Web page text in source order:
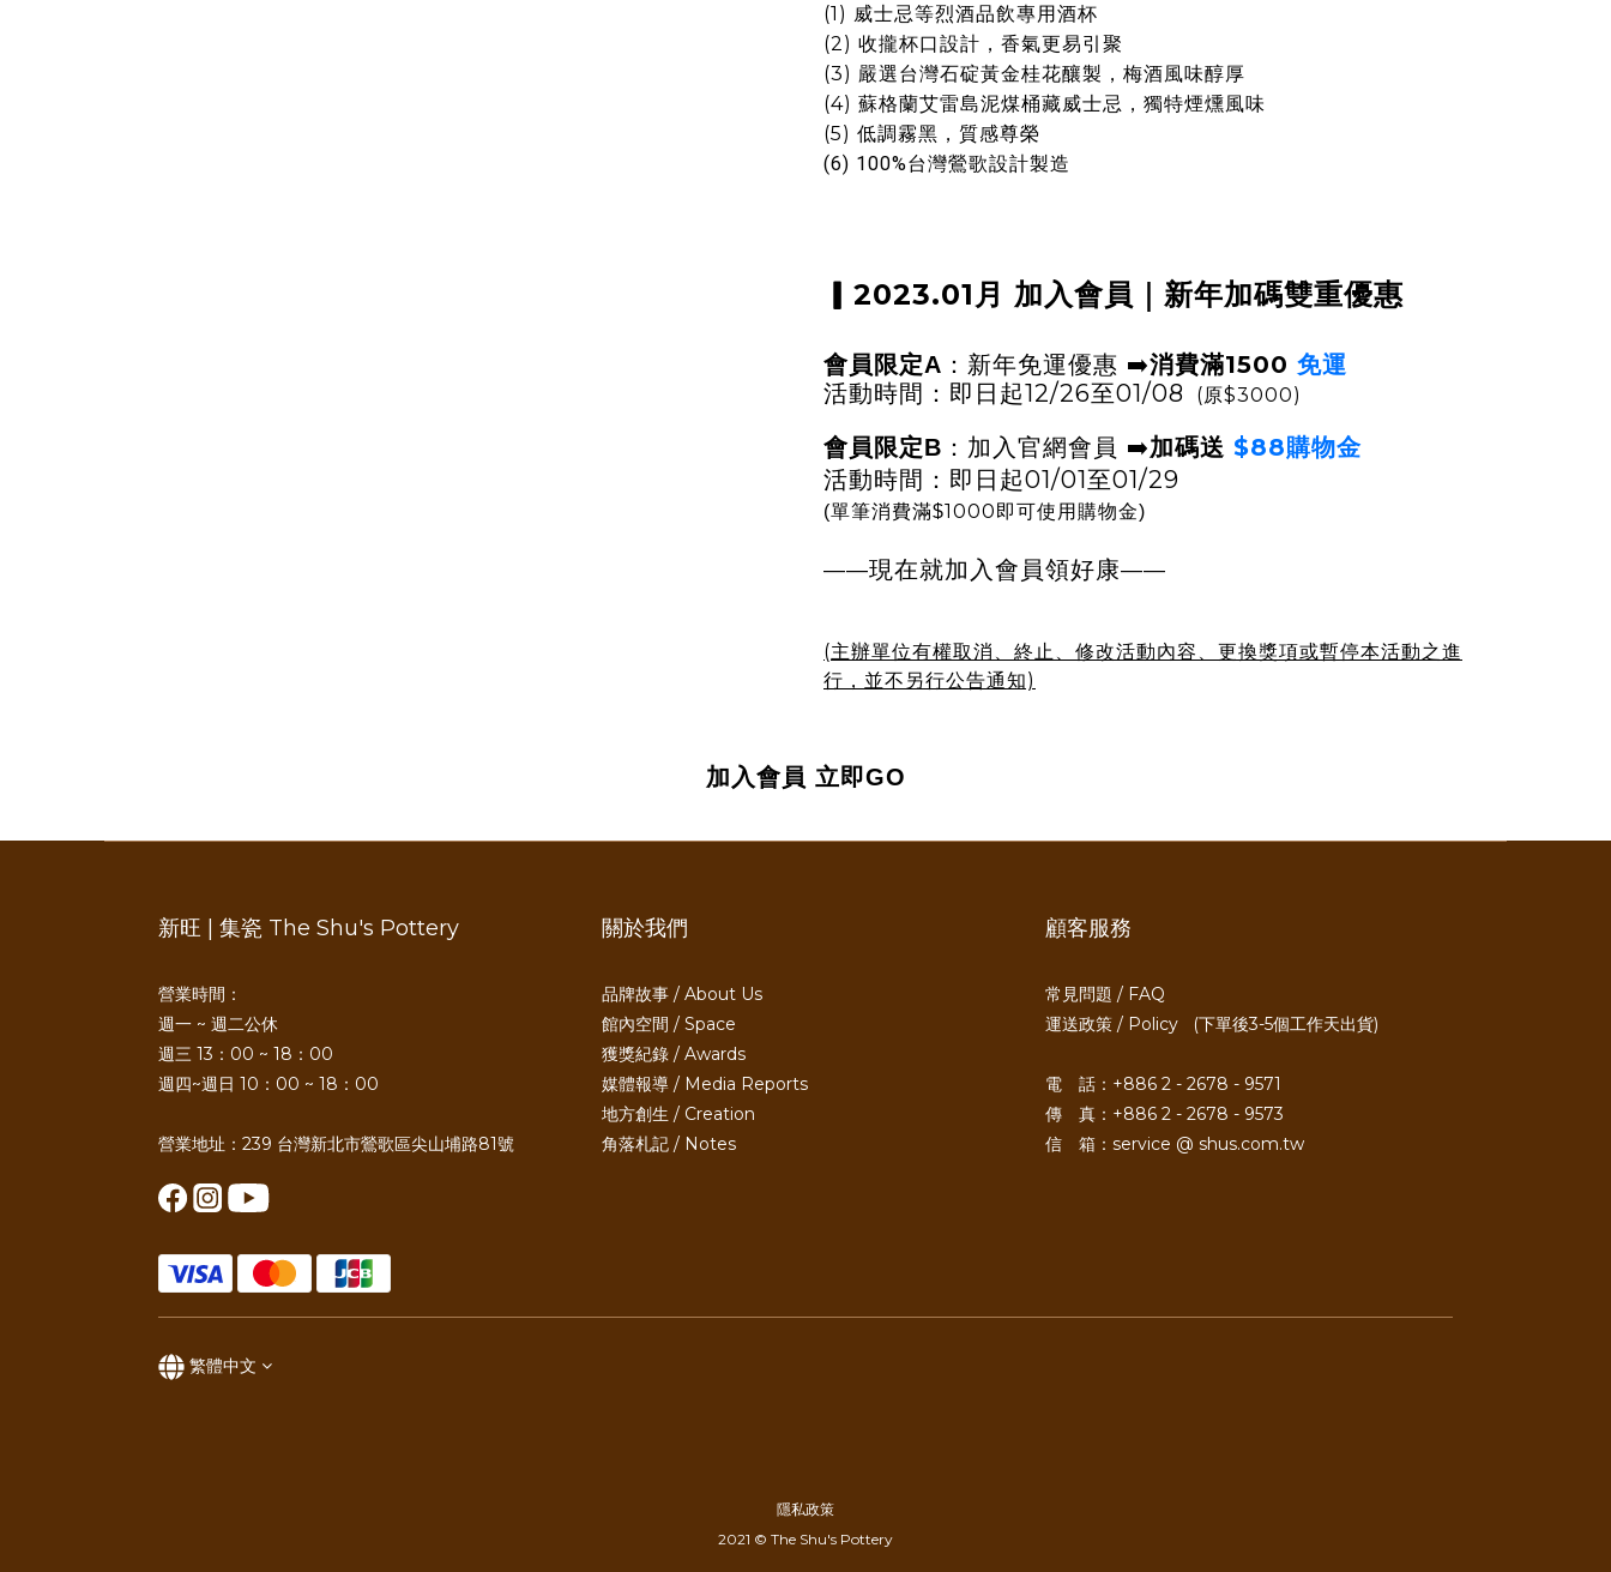
(1) 威士忌等烈酒品飲專用酒杯
(2) 收攏杯口設計，香氣更易引聚
(3) 嚴選台灣石碇黃金桂花釀製，梅酒風味醇厚
(4) 蘇格蘭艾雷島泥煤桶藏威士忌，獨特煙燻風味
(5) 低調霧黑，質感尊榮
(6) 100%台灣鶯歌設計製造
2023.01月 加入會員 新年加碼雙重優惠
會員限定A ：新年免運優惠 ➡️消費滿1500 免運
活動時間：即日起12/26至01/08
(原$3000)
會員限定B ：加入官網會員 ➡️加碼送 $88購物金
活動時間：即日起01/01至01/29
(單筆消費滿$1000 即可使用購物金)
——現在就加入會員領好康——
(主辦單位有權取消、終止、修改活動內容、更換獎項或暫停本活動之進
行，並不另行公告通知)
加入會員 立即GO
新旺 | 集瓷 The Shu's Pottery
營業時間：
週一 ~ 週二公休
週三 13：00 ~ 18：00
週四~週日 10：00 ~ 18：00
營業地址：239 台灣新北市鶯歌區尖山埔路81號
關於我們
品牌故事 / About Us
館內空間 / Space
獲獎紀錄 / Awards
媒體報導 / Media Reports
地方創生 / Creation
角落札記 / Notes
顧客服務
常見問題 / FAQ
運送政策 / Policy (下單後3-5個工作天出貨)
電 話：+886 2 - 2678 - 9571
傳 真：+886 2 - 2678 - 9573
信 箱：service @ shus.com.tw
繁體中文
隱私政策
2021 © The Shu's Pottery